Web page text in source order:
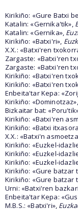
Kirikiño: «Gure Batxi
Katalin: «Gernika'tik»,
Katalin: «Gernika»,
Kirikiño: «Batxi'ri»,
X.X.: «Batxi'ren
Zargaste: «Batxi'ren
Zargaste: «Batxi'ren
Kirikiño: «Batxi'ren
Kirikiño: «Batxi'ren
Enbeita'tar Kepa:
Kirikiño: «Dominotzaz»,
Bizkaitar bat:
Kirikiño: «Batxi'ren
Kirikiño: «Batxi
X.X.: «Batxi'n
Kirikiño: «Euzkel-
Kirikiño: «Euzkel-
Kirikiño: «Euzkel-
Kirikiño: «Gure batzar
Kirikiño: «Gure batzar
Urni: «Batxi'ren
Enbeita'tar Kepa:
M.B.S.: «Batxi'ri»,